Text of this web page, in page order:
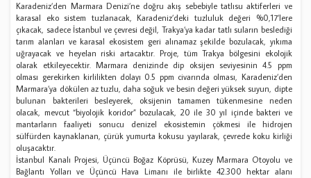
Karadeniz’den Marmara Denizi’ne doğru akış sebebiyle tatlısu aktiferleri ve
karasal eko sistem tuzlanacak, Karadeniz’deki tuzluluk değeri %0,17’lere
çıkacak, sadece İstanbul ve çevresi değil, Trakya’ya kadar tatlı suların beslediği
tarım alanları ve karasal ekosistem geri alınamaz şekilde bozulacak, yıkıma
uğrayacak ve heyelan riski artacaktır. Proje, tüm Trakya bölgesini ekolojik
olarak etkileyecektir. Marmara denizinde dip oksijen seviyesinin 4.5 ppm
olması gerekirken kirlilikten dolayı 0.5 ppm civarında olması, Karadeniz’den
Marmara’ya dökülen az tuzlu, daha soğuk ve besin değeri yüksek suyun, dipte
bulunan bakterileri besleyerek, oksijenin tamamen tükenmesine neden
olacak, mevcut “biyolojik koridor” bozulacak, 20 ile 30 yıl içinde bakteri ve
mantarların faaliyeti sonucu denizel ekosistemin çökmesi ile hidrojen
sülfürden kaynaklanan, çürük yumurta kokusu yayılarak, çevrede koku kirliği
oluşacaktır.
İstanbul Kanalı Projesi, Üçüncü Boğaz Köprüsü, Kuzey Marmara Otoyolu ve
Bağlantı Yolları ve Üçüncü Hava Limanı ile birlikte 42.300 hektar alanı